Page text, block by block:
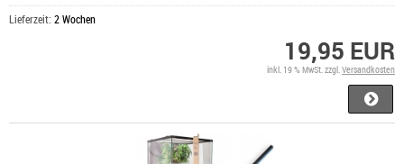
Lieferzeit: 2 Wochen
19,95 EUR
inkl. 19 % MwSt. zzgl. Versandkosten